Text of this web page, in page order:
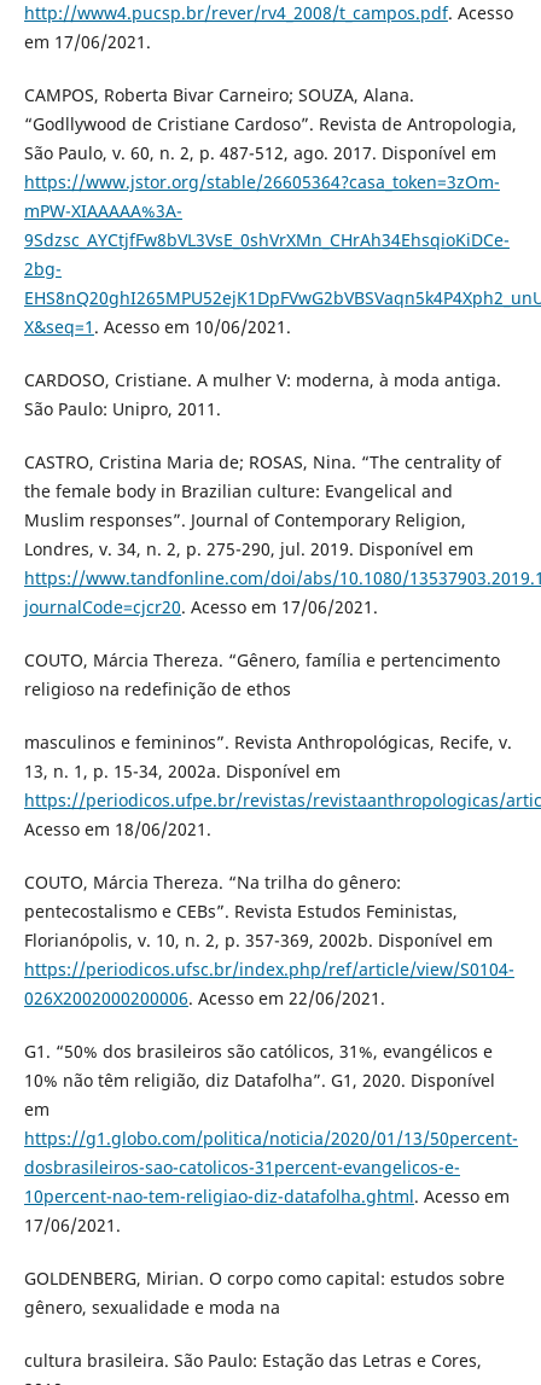
http://www4.pucsp.br/rever/rv4_2008/t_campos.pdf. Acesso
em 17/06/2021.
CAMPOS, Roberta Bivar Carneiro; SOUZA, Alana.
“Godllywood de Cristiane Cardoso”. Revista de Antropologia,
São Paulo, v. 60, n. 2, p. 487-512, ago. 2017. Disponível em
https://www.jstor.org/stable/26605364?casa_token=3zOm-
mPW-XIAAAAA%3A-
9Sdzsc_AYCtjfFw8bVL3VsE_0shVrXMn_CHrAh34EhsqioKiDCe-
2bg-
X&seq=1 . Acesso em 10/06/2021.
CARDOSO, Cristiane. A mulher V: moderna, à moda antiga.
São Paulo: Unipro, 2011.
CASTRO, Cristina Maria de; ROSAS, Nina. “The centrality of
the female body in Brazilian culture: Evangelical and
Muslim responses”. Journal of Contemporary Religion,
Londres, v. 34, n. 2, p. 275-290, jul. 2019. Disponível em
https://www.tandfonline.com/doi/abs/10.1080/
journalCode=cjcr20. Acesso em 17/06/2021.
COUTO, Márcia Thereza. “Gênero, família e pertencimento
religioso na redefinição de ethos
masculinos e femininos”. Revista Anthropológicas, Recife, v.
13, n. 1, p. 15-34, 2002a. Disponível em
https://periodicos.ufpe.br/revistas/revistaanthropologicas/
Acesso em 18/06/2021.
COUTO, Márcia Thereza. “Na trilha do gênero:
pentecostalismo e CEBs”. Revista Estudos Feministas,
Florianópolis, v. 10, n. 2, p. 357-369, 2002b. Disponível em
https://periodicos.ufsc.br/index.php/ref/article/view/S0104-
026X2002000200006. Acesso em 22/06/2021.
G1. “50% dos brasileiros são católicos, 31%, evangélicos e
10% não têm religião, diz Datafolha”. G1, 2020. Disponível
em
https://g1.globo.com/politica/noticia/2020/01/13/50percent-
dosbrasileiros-sao-catolicos-31percent-evangelicos-e-
10percent-nao-tem-religiao-diz-datafolha.ghtml. Acesso em
17/06/2021.
GOLDENBERG, Mirian. O corpo como capital: estudos sobre
gênero, sexualidade e moda na
cultura brasileira. São Paulo: Estação das Letras e Cores,